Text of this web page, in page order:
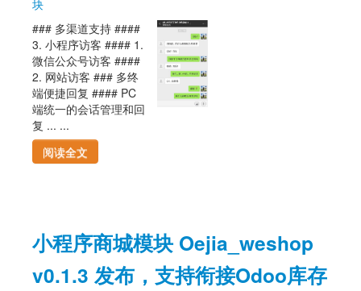
块
### 多渠道支持 ####
3. 小程序访客 #### 1.
微信公众号访客 ####
2. 网站访客 ### 多终
端便捷回复 #### PC
端统一的会话管理和回
复 ... ...
阅读全文
小程序商城模块 Oejia_weshop
v0.1.3 发布，支持衔接Odoo库存